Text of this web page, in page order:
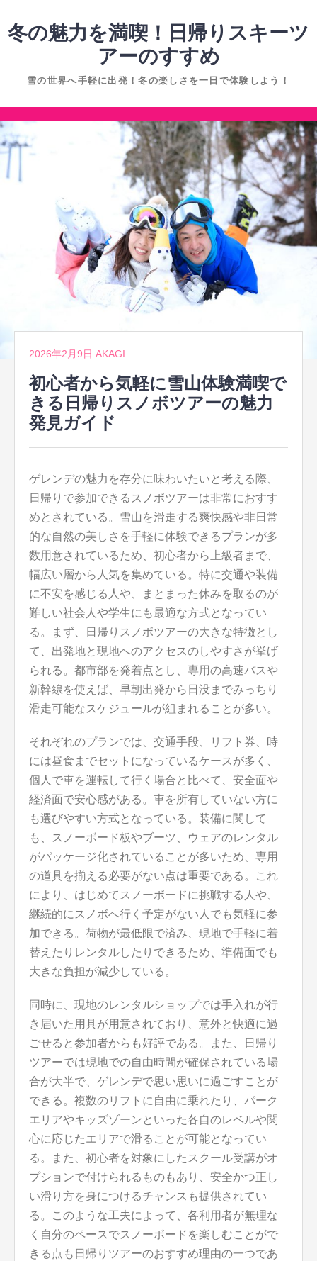
ン
へ
ス
キ
ッ
プ
冬の魅力を満喫！日帰りスキーツ
アーのすすめ
雪の世界へ手軽に出発！冬の楽しさを一日で体験しよう！
コ
ン
テ
ン
2026年2月9日 AKAGI
初心者から気軽に雪山体験満喫で
きる日帰りスノボツアーの魅力
発見ガイド
ゲレンデの魅力を存分に味わいたいと考える際、
日帰りで参加できるスノボツアーは非常におすす
めとされている。 雪山を滑走する爽快感や非日常
的な自然の美しさを手軽に体験できるプランが多
数用意されているため、初心者から上級者まで、
幅広い層から人気を集めている。特に交通や装備
に不安を感じる人や、まとまった休みを取るのが
難しい社会人や学生にも最適な方式となってい
る。まず、日帰りスノボツアーの大きな特徴とし
て、出発地と現地へのアクセスのしやすさが挙げ
られる。都市部を発着点とし、専用の高速バスや
新幹線を使えば、早朝出発から日没までみっちり
滑走可能なスケジュールが組まれることが多い。
それぞれのプランでは、交通手段、リフト券、時
には昼食までセットになっているケースが多く、
個人で車を運転して行く場合と比べて、安全面や
経済面で安心感がある。車を所有していない方に
も選びやすい方式となっている。装備に関して
も、スノーボード板やブーツ、ウェアのレンタル
がパッケージ化されていることが多いため、専用
の道具を揃える必要がない点は重要である。これ
により、はじめてスノーボードに挑戦する人や、
継続的にスノボへ行く予定がない人でも気軽に参
加できる。荷物が最低限で済み、現地で手軽に着
替えたりレンタルしたりできるため、準備面でも
大きな負担が減少している。
同時に、現地のレンタルショップでは手入れが行
き届いた用具が用意されており、意外と快適に過
ごせると参加者からも好評である。また、日帰り
ツアーでは現地での自由時間が確保されている場
合が大半で、ゲレンデで思い思いに過ごすことが
できる。複数のリフトに自由に乗れたり、パーク
エリアやキッズゾーンといった各自のレベルや関
心に応じたエリアで滑ることが可能となってい
る。また、初心者を対象にしたスクール受講がオ
プションで付けられるものもあり、安全かつ正し
い滑り方を身につけるチャンスも提供されてい
る。このような工夫によって、各利用者が無理な
く自分のペースでスノーボードを楽しむことがで
きる点も日帰りツアーのおすすめ理由の一つであ